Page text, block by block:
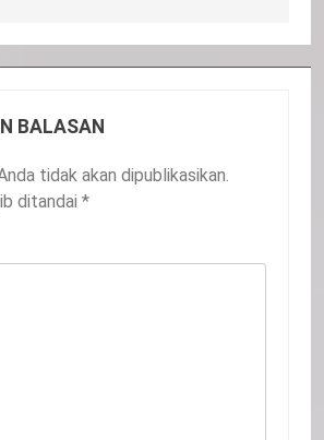
BALASAN
tidak akan dipublikasikan.
ditandai *